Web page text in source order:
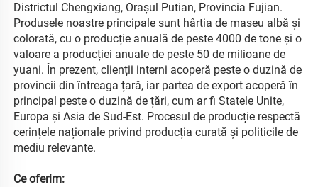
Districtul Chengxiang, Orașul Putian, Provincia Fujian.
Produsele noastre principale sunt hârtia de maseu albă și
colorată, cu o producție anuală de peste 4000 de tone și o
valoare a producției anuale de peste 50 de milioane de
yuani. În prezent, clienții interni acoperă peste o duzină de
provincii din întreaga țară, iar partea de export acoperă în
principal peste o duzină de țări, cum ar fi Statele Unite,
Europa și Asia de Sud-Est. Procesul de producție respectă
cerințele naționale privind producția curată și politicile de
mediu relevante.
Ce oferim: